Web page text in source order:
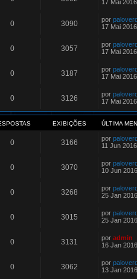
17 Mai
0 3090 por
17 Mai
0 3057 por
17 Mai
0 3187 por
17 Mai
0 3126 por
17 Mai
EXIBIÇÕES ÚLTIMA
0 3166 por
11 Jun
0 3070 por
10 Jun
0 3268 por
25 Jan
0 3015 por
25 Jan
0 3131 por admin
16 Jan
0 3062 por
13 Jan